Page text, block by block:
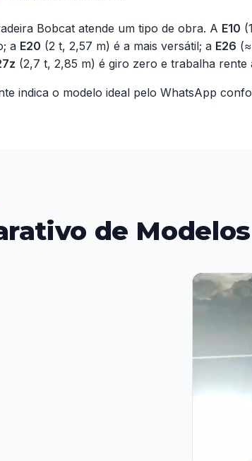
Bobcat atende um tipo de obra. A E10
a E20 (2 t, 2,57 m) é a mais versátil; a E26
(2,7 t, 2,85 m) é giro zero e trabalha rente
indica o modelo ideal pelo WhatsApp
de